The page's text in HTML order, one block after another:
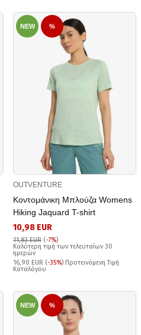
NEW %
OUTVENTURE
Κοντομάνικη Μπλούζα Womens
Hiking Jaquard T-shirt
10,98 EUR
11,83 EUR (-7%)
Καλύτερη τιμή των τελευταίων 30
ημερών
16,90 EUR (-35%) Προτεινόμενη Τιμή
Καταλόγου
NEW %